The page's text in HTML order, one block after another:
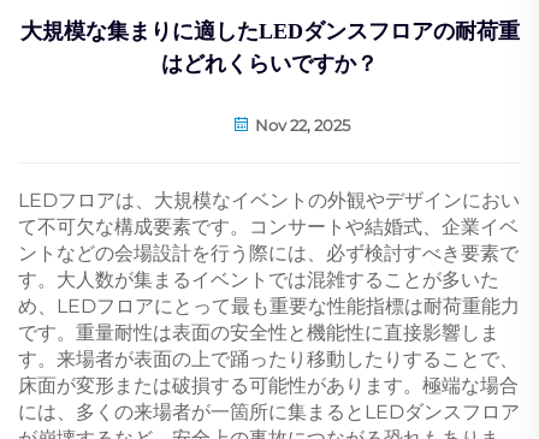
大規模な集まりに適したLEDダンスフロアの耐荷重
はどれくらいですか？
Nov 22, 2025
LEDフロアは、大規模なイベントの外観やデザインにおい
て不可欠な構成要素です。コンサートや結婚式、企業イベ
ントなどの会場設計を行う際には、必ず検討すべき要素で
す。大人数が集まるイベントでは混雑することが多いた
め、LEDフロアにとって最も重要な性能指標は耐荷重能力
です。重量耐性は表面の安全性と機能性に直接影響しま
す。来場者が表面の上で踊ったり移動したりすることで、
床面が変形または破損する可能性があります。極端な場合
には、多くの来場者が一箇所に集まるとLEDダンスフロア